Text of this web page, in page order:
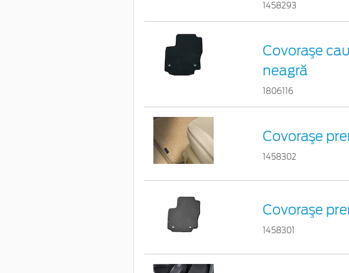
1458293
Covoraşe
neagră
1806116
Covoraşe
1458302
Covoraşe
1458301